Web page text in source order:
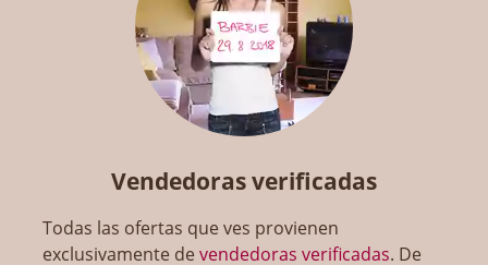
Vendedoras verificadas
Todas las ofertas que ves provienen
exclusivamente devendedoras verificadas. De